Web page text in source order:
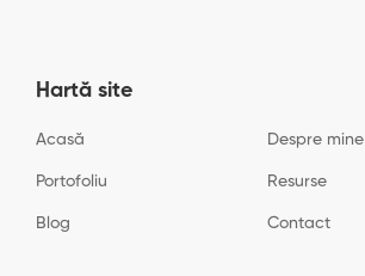
Hartă site
Acasă Despre mine
Portofoliu Resurse
Blog Contact